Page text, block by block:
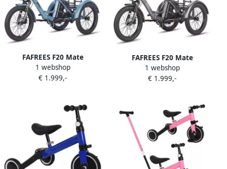
FAFREES F20 Mate
Elektrische Driewieler
Opvouwbare Cargo E-Bike
Hydraulische Schijfrem Max
180kg Belasting
1 webshop
€ 1.999,-
FAFREES F20 Mate
Elektrische Driewieler
Opvouwbare Cargo E-Bike
Hydraulische Schijfrem Max
180kg Belasting
1 webshop
€ 1.999,-